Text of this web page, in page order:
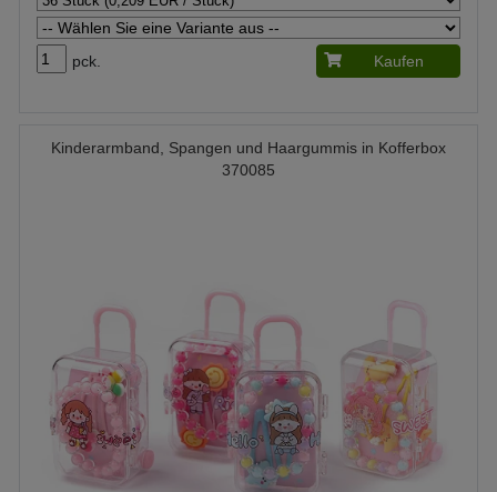
pck. Kaufen
Kinderarmband, Spangen und Haargummis in Kofferbox
370085